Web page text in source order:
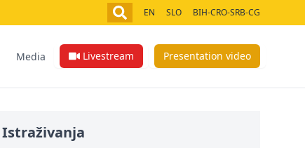
EN SLO BIH-CRO-SRB-CG
Media Livestream Presentation video
Istraživanja